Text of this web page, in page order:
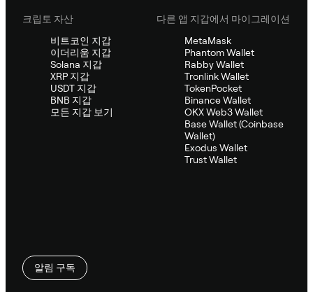
크립토 자산
비트코인 지갑
이더리움 지갑
Solana 지갑
XRP 지갑
USDT 지갑
BNB 지갑
모든 지갑 보기
다른 앱 지갑에서 마이그레이션
MetaMask
Phantom Wallet
Rabby Wallet
Tronlink Wallet
TokenPocket
Binance Wallet
OKX Web3 Wallet
Base Wallet (Coinbase
Wallet)
Exodus Wallet
Trust Wallet
알림 구독